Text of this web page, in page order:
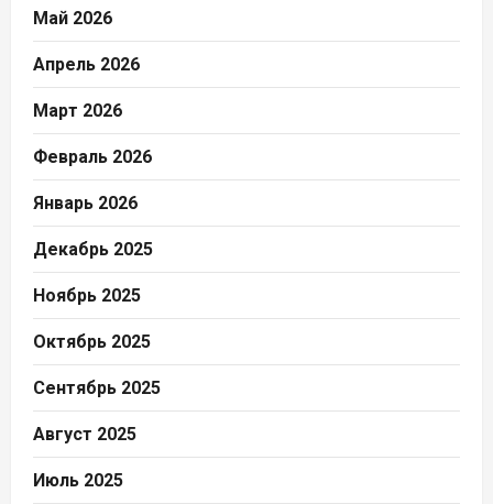
Май 2026
Апрель 2026
Март 2026
Февраль 2026
Январь 2026
Декабрь 2025
Ноябрь 2025
Октябрь 2025
Сентябрь 2025
Август 2025
Июль 2025